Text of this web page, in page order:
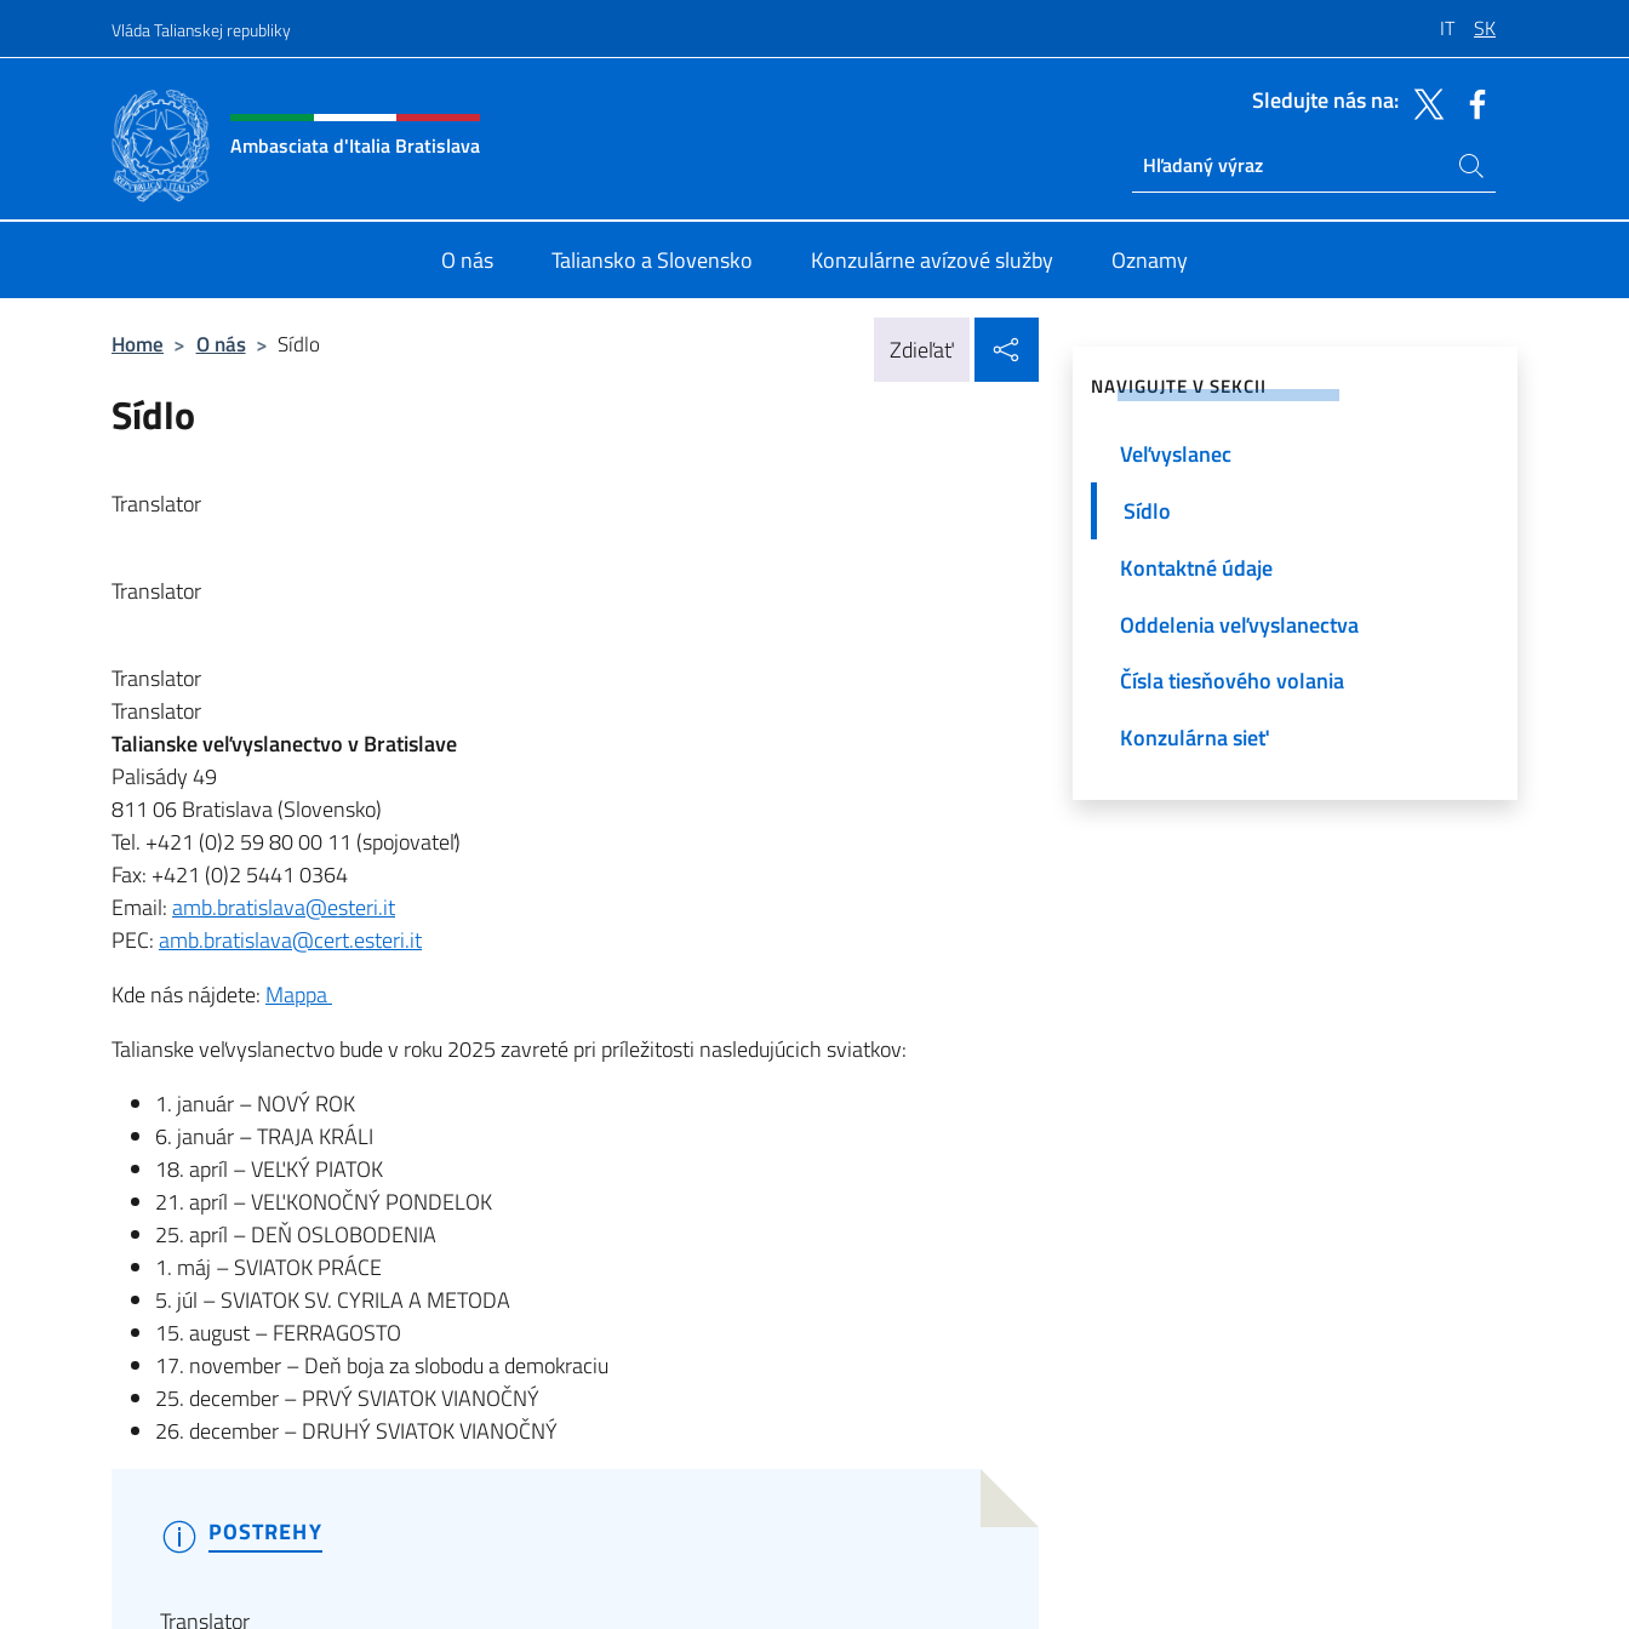
Vláda Talianskej republiky IT SK
Header, social and menu of site
Ambasciata d'Italia Bratislava
Sledujte nás na:
Ricerca sito live
Hľadajte na stránke
O nás Taliansko a Slovensko Konzulárne avízové služby Oznamy
Home > O nás > Sídlo Zdieľať
Sídlo
Translator
Translator
Translator
Translator
Talianske veľvyslanectvo v Bratislave
Palisády 49
811 06 Bratislava (Slovensko)
Tel. +421 (0)2 59 80 00 11 (spojovateľ)
Fax: +421 (0)2 5441 0364
Email:amb.bratislava@esteri.it
PEC:amb.bratislava@cert.esteri.it
Kde nás nájdete: Mappa
Talianske veľvyslanectvo bude v roku 2025 zavreté pri príležitosti nasledujúcich sviatkov:
1. január – NOVÝ ROK
6. január – TRAJA KRÁLI
18. apríl – VEĽKÝ PIATOK
21. apríl – VEĽKONOČNÝ PONDELOK
25. apríl – DEŇ OSLOBODENIA
1. máj – SVIATOK PRÁCE
5. júl – SVIATOK SV. CYRILA A METODA
15. august – FERRAGOSTO
17. november – Deň boja za slobodu a demokraciu
25. december – PRVÝ SVIATOK VIANOČNÝ
26. december – DRUHÝ SVIATOK VIANOČNÝ
POSTREHY
Translator
NAVIGUJTE V SEKCII
Veľvyslanec
Sídlo
Kontaktné údaje
Oddelenia veľvyslanectva
Čísla tiesňového volania
Konzulárna sieť